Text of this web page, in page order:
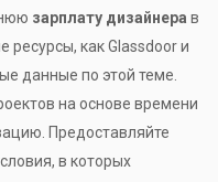
зарплату дизайнера в
ресурсы, как Glassdoor и
данные по этой теме.
на основе времени
Предоставляйте
в которых